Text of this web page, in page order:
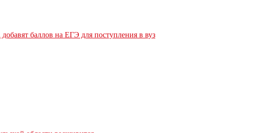
баллов на ЕГЭ для поступления в вуз